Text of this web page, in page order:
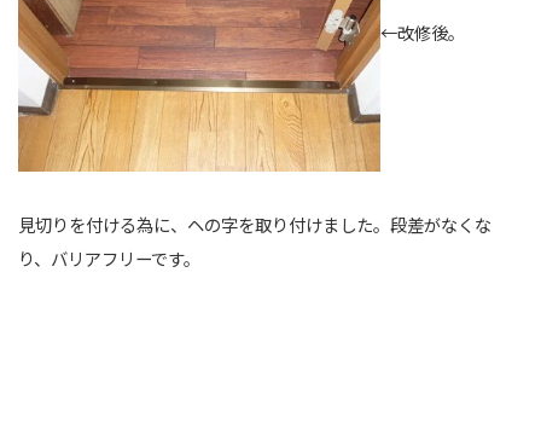
←改修後。
見切りを付ける為に、ヘの字を取り付けました。段差がなくな
り、バリアフリーです。